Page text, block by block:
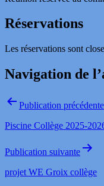
Réservations
Les réservations sont
Navigation de
Publication précédente
Piscine Collège 2025-
Publication suivante
projet WE Groix collège